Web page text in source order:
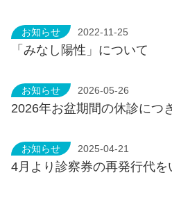
お知らせ 2022-11-25
「みなし陽性」について
お知らせ 2026-05-26
2026年お盆期間の休診につ
お知らせ 2025-04-21
4月より診察券の再発行代を